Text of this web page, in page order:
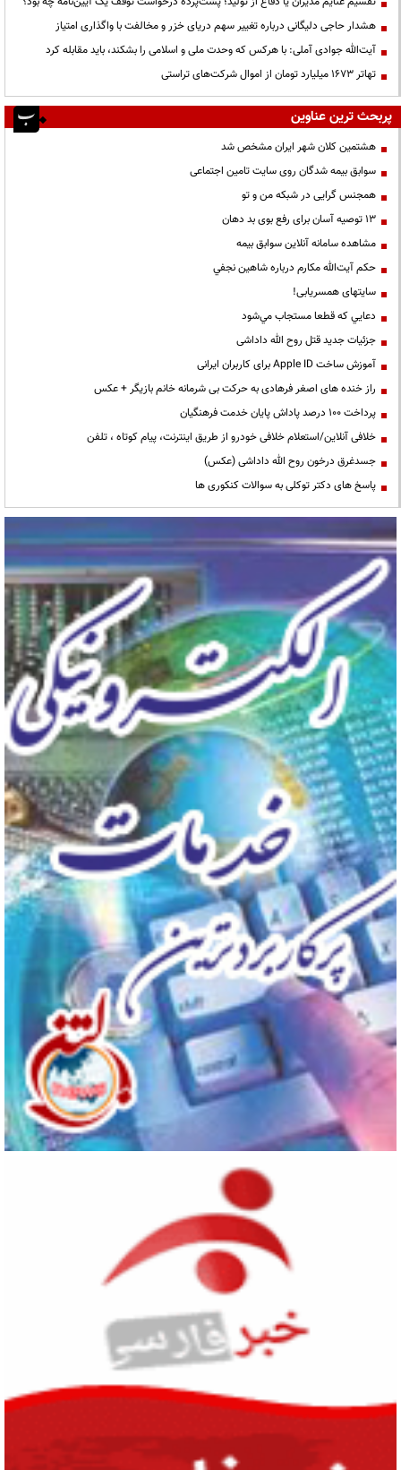
هشدار حاجی دلیگانی درباره تغییر سهم دریای خزر و مخالفت با واگذاری امتیاز
آیت‌الله جوادی آملی: با هرکس که وحدت ملی و اسلامی را بشکند، باید مقابله کرد
تهاتر ۱۶۷۳ میلیارد تومان از اموال شرکت‌های تراستی
پربحث ترین عناوین
هشتمین کلان شهر ایران مشخص شد
سوابق بیمه شدگان روی سایت تامین اجتماعی
همجنس گرایی در شبکه من و تو
13 توصیه آسان برای رفع بوی بد دهان
مشاهده سامانه آنلاين سوابق بیمه
حكم آيت‌الله مكارم درباره شاهين نجفي
سایتهای همسریابی!
دعايي كه قطعا مستجاب مي‌شود
جزئیات جدید قتل روح الله داداشی
آموزش ساخت Apple ID برای کاربران ایرانی
راز خنده های اصغر فرهادی به حرکت بی شرمانه خانم بازیگر + عکس
پرداخت ۱۰۰ درصد پاداش پایان خدمت فرهنگیان
خلافی آنلاین/استعلام خلافی خودرو از طریق اینترنت، پیام کوتاه ، تلفن
جسدغرق درخون روح الله داداشی (عکس)
پاسخ های دکتر توکلی به سوالات کنکوری ها